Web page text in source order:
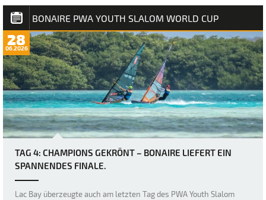
BONAIRE PWA YOUTH SLALOM WORLD CUP
28
06.2026
TAG 4: CHAMPIONS GEKRÖNT – BONAIRE LIEFERT EIN
SPANNENDES FINALE.
Lac Bay überzeugte auch am letzten Tag des PWA Youth Slalom